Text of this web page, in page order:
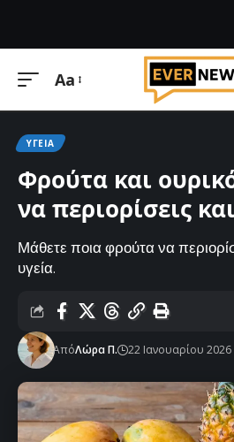
Μεγέθυνση
Aa
ΥΓΕΊΑ
Φρούτα και
να περιορίσεις
Μάθετε ποια φρούτα να
υγεία.
ΑπόΛώρα Π. 22 Ιανουαρίου 2026